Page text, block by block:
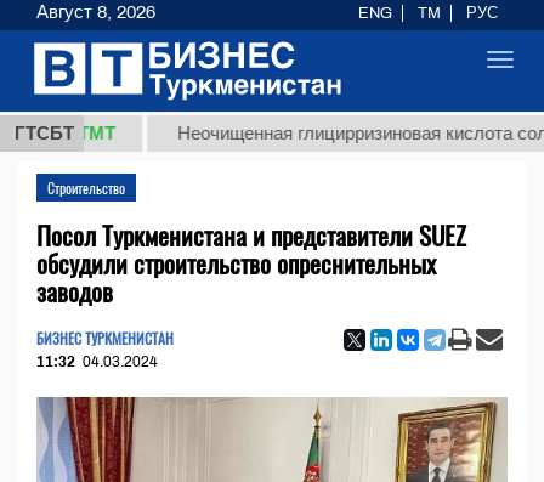
ГТСБТ
ТМТ Неочищенная глицирризиновая кислота
Строительство
Посол Туркменистана и представители SUEZ
обсудили строительство опреснительных
заводов
БИЗНЕС ТУРКМЕНИСТАН
11:32 04.03.2024
Август 8, 2026 ENG TM РУС